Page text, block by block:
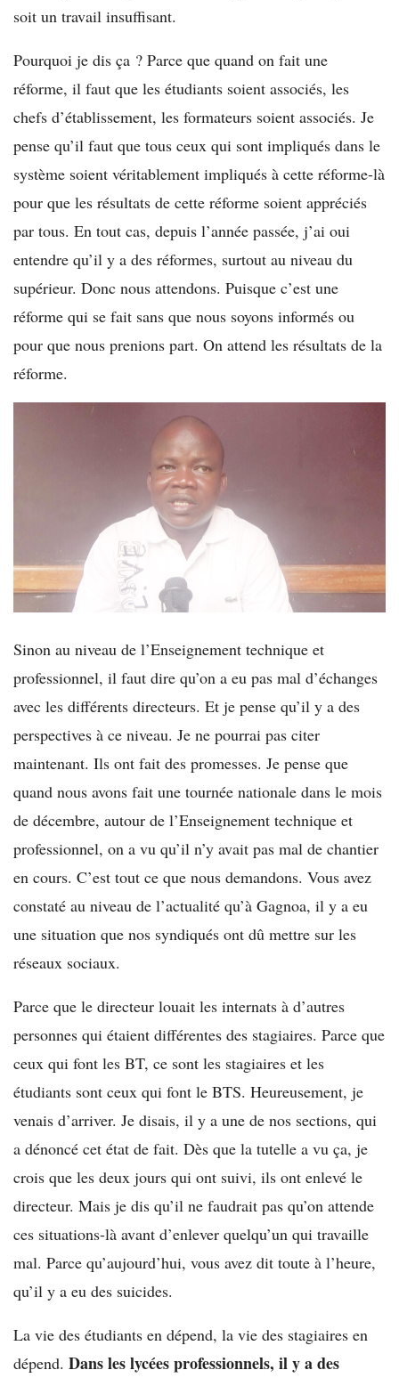
soit un travail insuffisant.
Pourquoi je dis ça ? Parce que quand on fait une
réforme, il faut que les étudiants soient associés, les
chefs d’établissement, les formateurs soient associés. Je
pense qu’il faut que tous ceux qui sont impliqués dans le
système soient véritablement impliqués à cette réforme-là
pour que les résultats de cette réforme soient appréciés
par tous. En tout cas, depuis l’année passée, j’ai oui
entendre qu’il y a des réformes, surtout au niveau du
supérieur. Donc nous attendons. Puisque c’est une
réforme qui se fait sans que nous soyons informés ou
pour que nous prenions part. On attend les résultats de la
réforme.
Sinon au niveau de l’Enseignement technique et
professionnel, il faut dire qu’on a eu pas mal d’échanges
avec les différents directeurs. Et je pense qu’il y a des
perspectives à ce niveau. Je ne pourrai pas citer
maintenant. Ils ont fait des promesses. Je pense que
quand nous avons fait une tournée nationale dans le mois
de décembre, autour de l’Enseignement technique et
professionnel, on a vu qu’il n’y avait pas mal de chantier
en cours. C’est tout ce que nous demandons. Vous avez
constaté au niveau de l’actualité qu’à Gagnoa, il y a eu
une situation que nos syndiqués ont dû mettre sur les
réseaux sociaux.
Parce que le directeur louait les internats à d’autres
personnes qui étaient différentes des stagiaires. Parce que
ceux qui font les BT, ce sont les stagiaires et les
étudiants sont ceux qui font le BTS. Heureusement, je
venais d’arriver. Je disais, il y a une de nos sections, qui
a dénoncé cet état de fait. Dès que la tutelle a vu ça, je
crois que les deux jours qui ont suivi, ils ont enlevé le
directeur. Mais je dis qu’il ne faudrait pas qu’on attende
ces situations-là avant d’enlever quelqu’un qui travaille
mal. Parce qu’aujourd’hui, vous avez dit toute à l’heure,
qu’il y a eu des suicides.
La vie des étudiants en dépend, la vie des stagiaires en
dépend. Dans les lycées professionnels, il y a des